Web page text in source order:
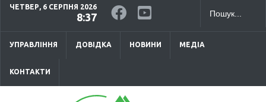
ЧЕТВЕР, 6 СЕРПНЯ 2026
8:37
УПРАВЛІННЯ ДОВІДКА НОВИНИ МЕДІА
КОНТАКТИ